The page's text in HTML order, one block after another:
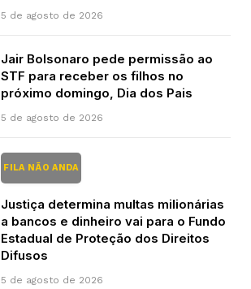
5 de agosto de 2026
Jair Bolsonaro pede permissão ao
STF para receber os filhos no
próximo domingo, Dia dos Pais
5 de agosto de 2026
FILA NÃO ANDA
Justiça determina multas milionárias
a bancos e dinheiro vai para o Fundo
Estadual de Proteção dos Direitos
Difusos
5 de agosto de 2026